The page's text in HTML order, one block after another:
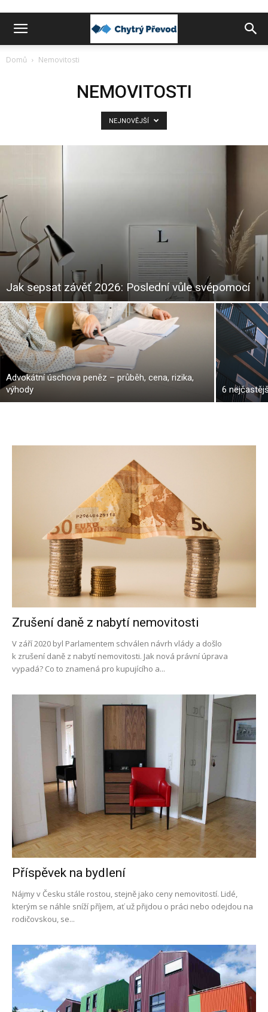
Chytrý
zahraničí
Domů Nemovitosti
NEMOVITOSTI
NEJNOVĚJŠÍ
Jak sepsat závěť 2026: Poslední vůle svépomocí
Advokátní úschova peněz – průběh, cena, rizika,
výhody
6
Zrušení daně z nabytí nemovitosti
V září 2020 byl Parlamentem schválen návrh vlády a došlo
k zrušení daně z nabytí nemovitosti. Jak nová právní úprava
vypadá? Co to znamená pro kupujícího a...
Příspěvek na bydlení
Nájmy v Česku stále rostou, stejně jako ceny nemovitostí. Lidé,
kterým se náhle sníží příjem, ať už přijdou o práci nebo odejdou na
rodičovskou, se...